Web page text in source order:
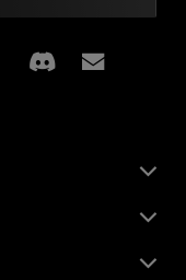
Facebook